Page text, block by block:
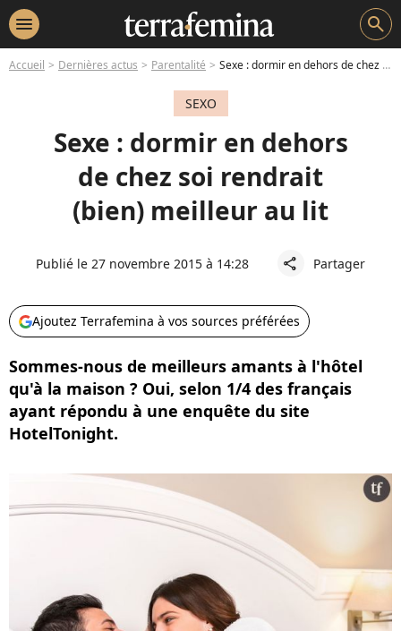
menu search
Accueil Dernières actus Parentalité Sexe : dormir en dehors de chez soi rendrait (bien) meilleur au lit
SEXO
Sexe : dormir en dehors
de chez soi rendrait
(bien) meilleur au lit
Publié le 27 novembre 2015 à 14:28 share Partager
Ajoutez Terrafemina à vos sources préférées
Sommes-nous de meilleurs amants à l'hôtel
qu'à la maison ? Oui, selon 1/4 des français
ayant répondu à une enquête du site
HotelTonight.